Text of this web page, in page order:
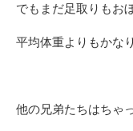
でもまだ足取りもお
平均体重よりもかな
他の兄弟たちはちゃ